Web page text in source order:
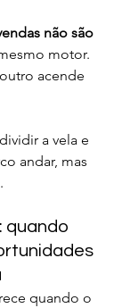
não são
motor.
acende
a vela e
andar, mas
quando
quando o